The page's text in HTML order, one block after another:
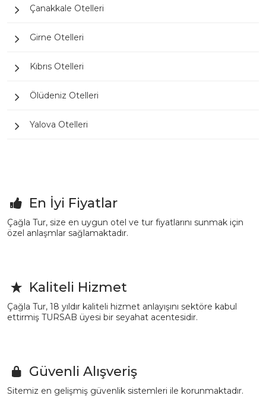
Çanakkale Otelleri
Girne Otelleri
Kıbrıs Otelleri
Ölüdeniz Otelleri
Yalova Otelleri
En İyi Fiyatlar
Çağla Tur, size en uygun otel ve tur fiyatlarını sunmak için
özel anlaşmlar sağlamaktadır.
Kaliteli Hizmet
Çağla Tur, 18 yıldır kaliteli hizmet anlayışını sektöre kabul
ettirmiş TURSAB üyesi bir seyahat acentesidir.
Güvenli Alışveriş
Sitemiz en gelişmiş güvenlik sistemleri ile korunmaktadır.